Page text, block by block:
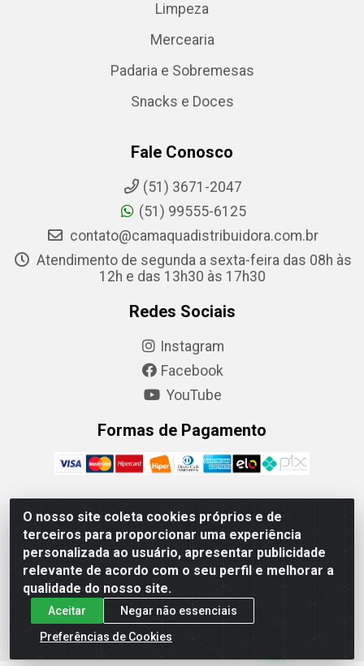
O nosso site coleta cookies próprios e de
terceiros para proporcionar uma experiência
personalizada ao usuário, apresentar publicidade
relevante de acordo com o seu perfil e melhorar a
qualidade do nosso site.
Aceitar
Negar não essenciais
Preferências de Cookies
Limpeza
Mercearia
Padaria e Sobremesas
Snacks e Doces
Fale Conosco
(51) 3671-2047
(51) 99555-6125
contato@camaquadistribuidora.com.br
Atendimento de segunda a sexta-feira das 08h às
12h e das 13h30 às 17h30
Redes Sociais
Instagram
Facebook
YouTube
Formas de Pagamento
Camaquã Distribuidora Ltda - Avenida Conego Luiz W
Hanquet, 1001 - Parque Residencial do Arroio Duro,
Camaquã/RS - CEP 96.789-102 - CNPJ 07.061.124/0001-26